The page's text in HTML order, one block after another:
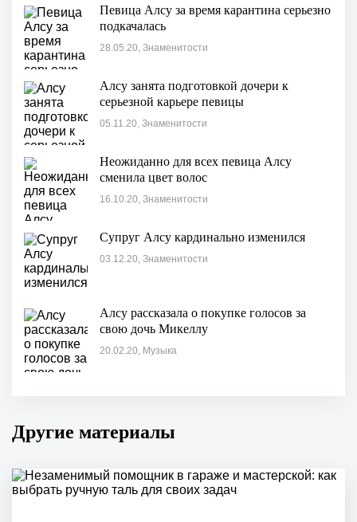
Певица Алсу за время карантина серьезно
подкачалась
28.05.20, Знаменитости
Алсу занята подготовкой дочери к
серьезной карьере певицы
05.11.20, Знаменитости
Неожиданно для всех певица Алсу
сменила цвет волос
16.10.20, Знаменитости
Супруг Алсу кардинально изменился
03.12.20, Знаменитости
Алсу рассказала о покупке голосов за
свою дочь Микеллу
20.02.20, Музыка
Другие материалы